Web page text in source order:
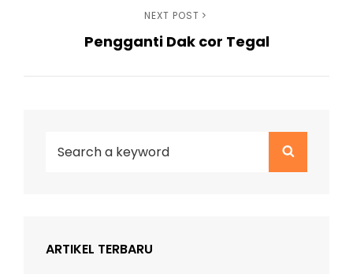
NEXT POST
Pengganti Dak cor Tegal
Search
ARTIKEL TERBARU